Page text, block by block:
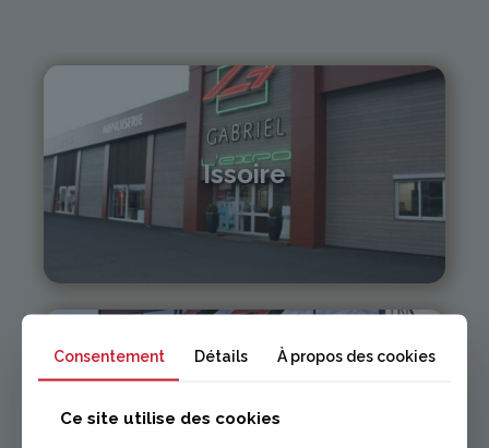
Issoire
04 73 55 06 09
Clermont-Ferrand
Consentement Détails À propos des cookies
Ce site utilise des cookies